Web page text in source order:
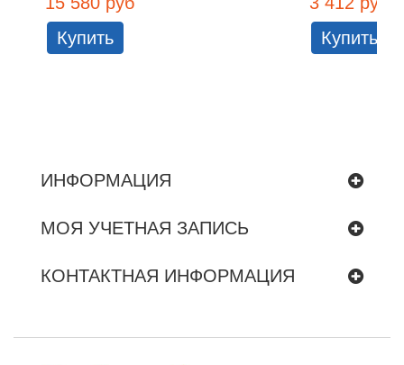
Купить
Купить
ИНФОРМАЦИЯ
МОЯ УЧЕТНАЯ ЗАПИСЬ
КОНТАКТНАЯ ИНФОРМАЦИЯ